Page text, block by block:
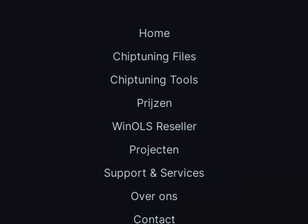
Home
Chiptuning Files
Chiptuning Tools
Prijzen
WinOLS Reseller
Projecten
Support & Services
Over ons
Contact